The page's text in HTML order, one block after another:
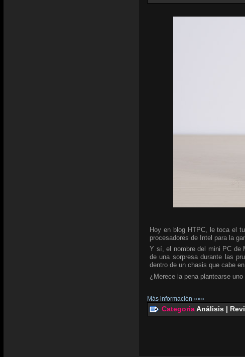
Hoy en blog HTPC, le toca el
procesadores de Intel para la
Y sí, el nombre del mini PC de
de una sorpresa durante las
dentro de un chasis que cabe
¿Merece la pena plantearse
Más información »»»
CategoriaAnálisis |